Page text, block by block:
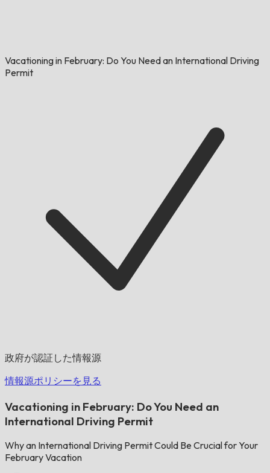
Vacationing in February: Do You Need an International Driving
Permit
政府が認証した情報源
情報源ポリシーを見る
Vacationing in February: Do You Need an
International Driving Permit
Why an International Driving Permit Could Be Crucial for Your
February Vacation